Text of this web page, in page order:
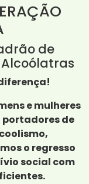
de
e mulheres
de
o regresso
social com